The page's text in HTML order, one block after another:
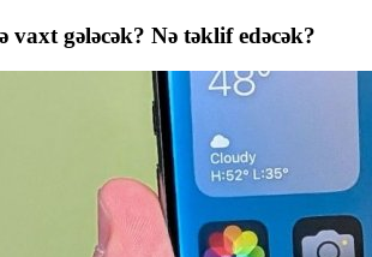
vaxt gələcək? Nə təklif edəcək?